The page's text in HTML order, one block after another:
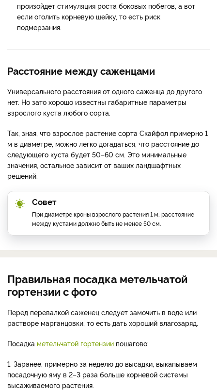
произойдет стимуляция роста боковых побегов, а вот
если оголить корневую шейку, то есть риск
подмерзания.
Расстояние между саженцами
Универсального расстояния от одного саженца до другого
нет. Но зато хорошо известны габаритные параметры
взрослого куста любого сорта.
Так, зная, что взрослое растение сорта Скайфол примерно 1
м в диаметре, можно легко догадаться, что расстояние до
следующего куста будет 50–60 см. Это минимальные
значения, остальное зависит от ваших ландшафтных
решений.
Совет
При диаметре кроны взрослого растения 1 м, расстояние
между кустами должно быть не менее 50 см.
Правильная посадка метельчатой
гортензии с фото
Перед перевалкой саженец следует замочить в воде или
растворе марганцовки, то есть дать хороший влагозаряд.
Посадка метельчатой гортензии пошагово:
1. Заранее, примерно за неделю до высадки, выкапываем
посадочную яму в 2–3 раза больше корневой системы
высаживаемого растения.